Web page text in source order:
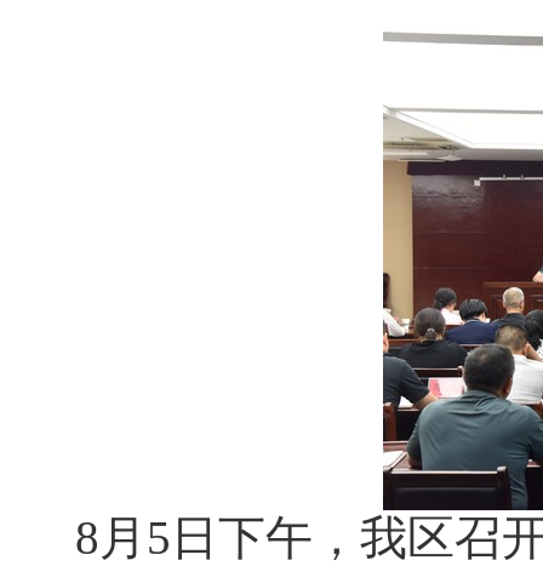
8月5日下午，我区召